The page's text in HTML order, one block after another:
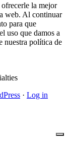
la mejor
web. Al continuar
para que
uso que damos a
nuestra política de
· Log in